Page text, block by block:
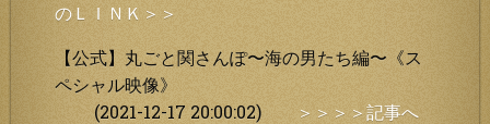
のＬＩＮＫ＞＞
【公式】丸ごと関さんぽ〜海の男たち編〜《ス
ペシャル映像》
(2021-12-17 20:00:02)
＞＞＞＞記事へ